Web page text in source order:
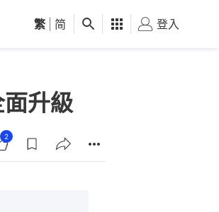
觀點 健康 好食玩飛
繁 简 登入
升級
2